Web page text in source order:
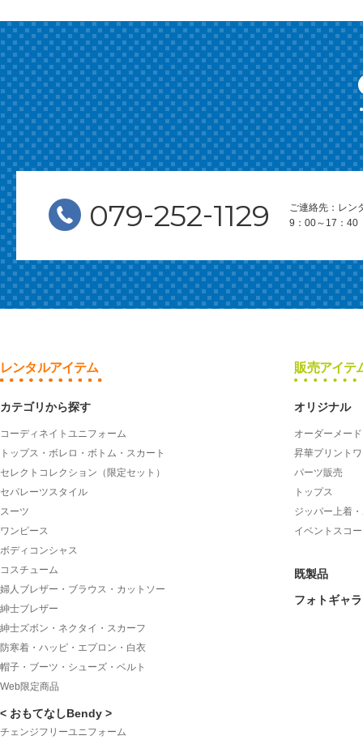
079-252-1129
ご連絡先：レン
9：00～17：
レンタルアイテム
カテゴリから探す
コーディネイトユニフォーム
トップス・ボレロ・ボトム・スカート
セレクトコレクション（限定セット）
セパレーツスタイル
スーツ
ワンピース
ボディコンシャス
コスチューム
婦人ブレザー・ブラウス・カットソー
紳士ブレザー
紳士ズボン・ネクタイ・スカーフ
防寒着・ハッピ・エプロン・白衣
帽子・ブーツ・シューズ・ベルト
Web限定商品
< おもてなしBendy >
チェンジフリーユニフォーム
販売アイテ
オリジナル
オーダーメー
昇華プリント
パーツ販売
トップス
ジッパー上着
イベントスコ
既製品
フォトギャ